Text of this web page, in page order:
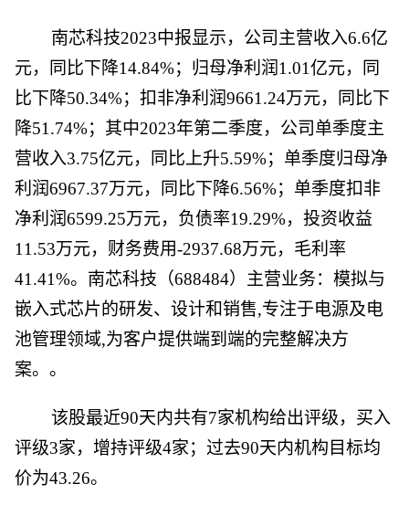
南芯科技2023中报显示，公司主营收入6.6亿
元，同比下降14.84%；归母净利润1.01亿元，同
比下降50.34%；扣非净利润9661.24万元，同比下
降51.74%；其中2023年第二季度，公司单季度主
营收入3.75亿元，同比上升5.59%；单季度归母净
利润6967.37万元，同比下降6.56%；单季度扣非
净利润6599.25万元，负债率19.29%，投资收益
11.53万元，财务费用-2937.68万元，毛利率
41.41%。南芯科技（688484）主营业务：模拟与
嵌入式芯片的研发、设计和销售,专注于电源及电
池管理领域,为客户提供端到端的完整解决方
案。。
该股最近90天内共有7家机构给出评级，买入
评级3家，增持评级4家；过去90天内机构目标均
价为43.26。